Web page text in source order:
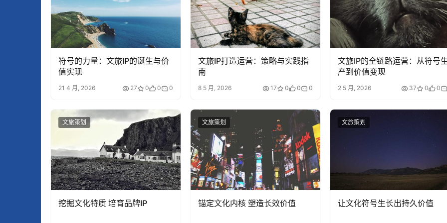
符号的力量：文旅IP的诞生与价
值实现
21 4 月, 2026 27 0 0 0
文旅IP打造运营：策略与实践指
南
8 5 月, 2026 17 0 0 0
文旅IP的全链路运营：从符号
产到价值变现
2 5 月, 2026 37 0 0
文旅策划
挖掘文化特质 培育品牌IP
文旅策划
锚定文化内核 塑造长效价值
文旅策划
让文化符号生长出持久价值